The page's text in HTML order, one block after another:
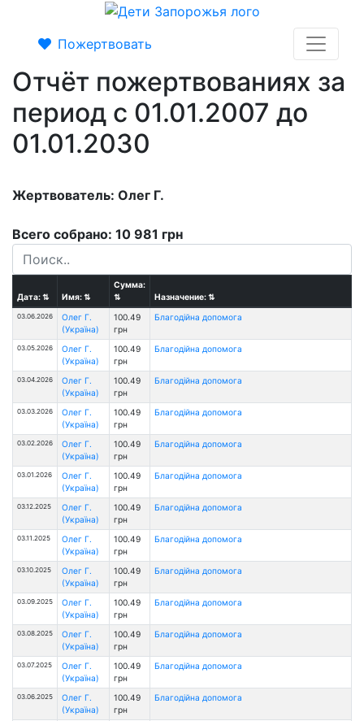
Пожертвовать
Отчёт пожертвованиях за
период с 01.01.2007 до
01.01.2030
Жертвователь: Олег Г.
Всего собрано: 10 981 грн
Дата:⇅ Имя:⇅
Сумма:
⇅
Назначение:⇅
03.06.2026
Олег Г.
(Україна)
100.49
грн
Благодійна допомога
03.05.2026
Олег Г.
(Україна)
100.49
грн
Благодійна допомога
03.04.2026
Олег Г.
(Україна)
100.49
грн
Благодійна допомога
03.03.2026
Олег Г.
(Україна)
100.49
грн
Благодійна допомога
03.02.2026
Олег Г.
(Україна)
100.49
грн
Благодійна допомога
03.01.2026
Олег Г.
(Україна)
100.49
грн
Благодійна допомога
03.12.2025
Олег Г.
(Україна)
100.49
грн
Благодійна допомога
03.11.2025
Олег Г.
(Україна)
100.49
грн
Благодійна допомога
03.10.2025
Олег Г.
(Україна)
100.49
грн
Благодійна допомога
03.09.2025
Олег Г.
(Україна)
100.49
грн
Благодійна допомога
03.08.2025
Олег Г.
(Україна)
100.49
грн
Благодійна допомога
03.07.2025
Олег Г.
(Україна)
100.49
грн
Благодійна допомога
03.06.2025
Олег Г.
(Україна)
100.49
грн
Благодійна допомога